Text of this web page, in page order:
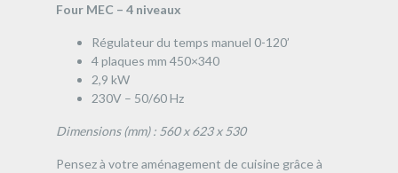
Four MEC – 4 niveaux
Régulateur du temps manuel 0-120’
4 plaques mm 450×340
2,9 kW
230V – 50/60 Hz
Dimensions (mm) : 560 x 623 x 530
Pensez à votre aménagement de cuisine grâce à